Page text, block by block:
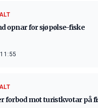
opnar for sjøpølse-fiske
forbod mot turistkvotar på